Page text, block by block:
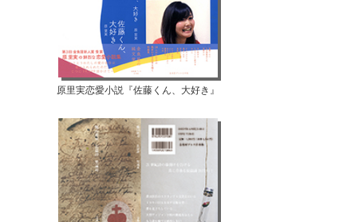
原里実恋愛小説『佐藤くん、大好き』